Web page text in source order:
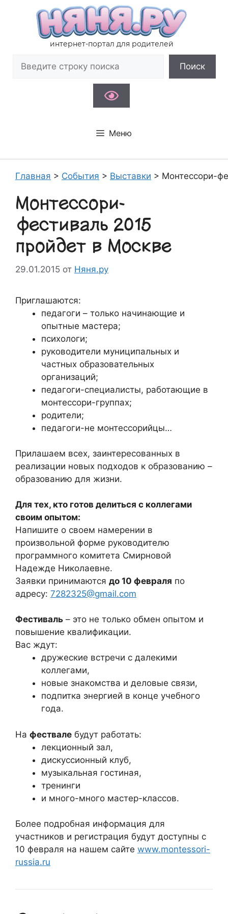
содержимому
интернет-портал для родителей
Поиск
Меню
Главная > События > Выставки > Монтессори-
Монтессори-
фестиваль 2015
пройдет в Москве
29.01.2015 от Няня.ру
Приглашаются:
педагоги – только начинающие и
опытные мастера;
психологи;
руководители муниципальных и
частных образовательных
организаций;
педагоги-специалисты, работающие в
монтессори-группах;
родители;
педагоги-не монтессорийцы…
Прилашаем всех, заинтересованных в
реализации новых подходов к образованию –
образованию для жизни.
Для тех, кто готов делиться с коллегами
своим опытом:
Напишите о своем намерении в
произвольной форме руководителю
программного комитета Смирновой
Надежде Николаевне.
Заявки принимаются до 10 февраля по
адресу: 7282325@gmail.com
Фестиваль – это не только обмен опытом и
повышение квалификации.
Вас ждут:
дружеские встречи с далекими
коллегами,
новые знакомства и деловые связи,
подпитка энергией в конце учебного
года.
На фествале будут работать:
лекционный зал,
дискуссионный клуб,
музыкальная гостиная,
тренинги
и много-много мастер-классов.
Более подробная информация для
участников и регистрация будут доступны с
10 февраля на нашем сайте www.montessori-
russia.ru